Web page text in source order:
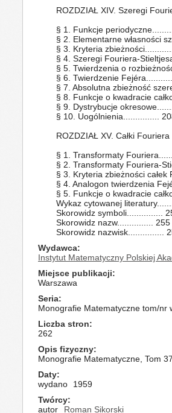
ROZDZIAŁ XIV. Szeregi
§ 1. Funkcje
§ 2. Elementarne własności
§ 3. Kryteria
§ 4. Szeregi Fouriera-
§ 5. Twierdzenia o
§ 6. Twierdzenie
§ 7. Absolutna zbieżność
§ 8. Funkcje o kwadracie
§ 9. Dystrybucje
§ 10. Uogólnienia...............
ROZDZIAŁ XV. Całki Fouriera
§ 1. Transformaty
§ 2. Transformaty Fouriera-
§ 3. Kryteria zbieżności
§ 4. Analogon twierdzenia
§ 5. Funkcje o kwadracie
Wykaz cytowanej
Skorowidz symboli...............
Skorowidz nazw............... 255
Skorowidz nazwisk...............
Wydawca
Instytut Matematyczny Polskiej
Miejsce publikacji
Warszawa
Seria
Monografie Matematyczne tom/nr
Liczba stron
262
Opis fizyczny
Monografie Matematyczne, Tom 37
Daty
wydano
1959
Twórcy
autor
Roman Sikorski